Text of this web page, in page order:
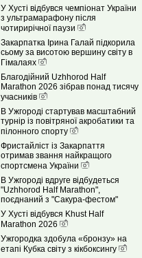
У Хусті відбувся чемпіонат України
з ультрамарафону після
чотирирічної паузи
Закарпатка Ірина Галай підкорила
сьому за висотою вершину світу в
Гімалаях
Благодійний Uzhhorod Half
Marathon 2026 зібрав понад тисячу
учасників
В Ужгороді стартував масштабний
турнір із повітряної акробатики та
пілонного спорту
Фристайліст із Закарпаття
отримав звання найкращого
спортсмена України
В Ужгороді вдруге відбудеться
"Uzhhorod Half Marathon",
поєднаний з "Сакура-фестом"
У Хусті відбувся Khust Half
Marathon 2026
Ужгородка здобула «бронзу» на
етапі Кубка світу з кікбоксингу